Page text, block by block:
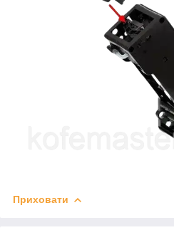
Приховати